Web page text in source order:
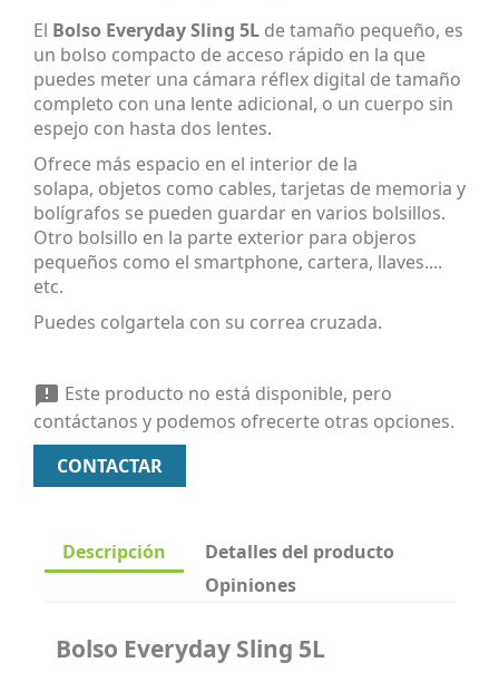
El Bolso Everyday Sling 5L de tamaño pequeño, es
un bolso compacto de acceso rápido en la que
puedes meter una cámara réflex digital de tamaño
completo con una lente adicional, o un cuerpo sin
espejo con hasta dos lentes.
Ofrece más espacio en el interior de la
solapa, objetos como cables, tarjetas de memoria y
bolígrafos se pueden guardar en varios bolsillos.
Otro bolsillo en la parte exterior para objeros
pequeños como el smartphone, cartera, llaves....
etc.
Puedes colgartela con su correa cruzada.
 Este producto no está disponible, pero
contáctanos y podemos ofrecerte otras opciones.
CONTACTAR
Descripción
Detalles del producto
Opiniones
Bolso Everyday Sling 5L